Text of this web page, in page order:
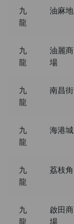
九
龍
油麻地
九
龍
油麗商
場
九
龍
南昌街
九
龍
海港城
九
龍
荔枝角
九
龍
啟田商
場